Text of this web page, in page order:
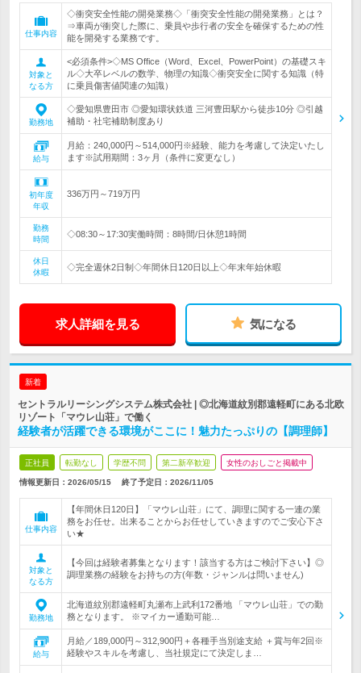
仕事内容
◇衝突安全性能の開発業務◇「衝突安全性能の開発業務」とは？
⇒車両が衝突した際に、乗員や歩行者の安全を確保するための性
能を開発する業務です。
対象と
なる方
<必須条件>◇MS Office（Word、Excel、PowerPoint）の基礎スキ
ル◇大卒レベルの数学、物理の知識◇衝突安全に関する知識（特
に乗員傷害値関連の知識）
勤務地
◇愛知県豊田市 ◎愛知環状鉄道 三河豊田駅から徒歩10分 ◎引越
補助・社宅補助制度あり
給与
月給：240,000円～514,000円※経験、能力を考慮して決定いたし
ます※試用期間：3ヶ月（条件に変更なし）
初年度
年収
336万円～719万円
勤務
時間
◇08:30～17:30実働時間：8時間/日休憩1時間
休日
休暇
◇完全週休2日制◇年間休日120日以上◇年末年始休暇
求人詳細を見る 気になる
新着
セントラルリーシングシステム株式会社 | ◎北海道紋別郡遠軽町にある北欧
リゾート「マウレ山荘」で働く
経験者が活躍できる環境がここに！魅力たっぷりの【調理師】
正社員 転勤なし 学歴不問 第二新卒歓迎 女性のおしごと掲載中
情報更新日：2026/05/15 終了予定日： 2026/11/05
仕事内容
【年間休日120日】「マウレ山荘」にて、調理に関する一連の業
務をお任せ。出来ることからお任せしていきますのでご安心下さ
い★
対象と
なる方
【今回は経験者募集となります！該当する方はご検討下さい】◎
調理業務の経験をお持ちの方(年数・ジャンルは問いません)
勤務地
北海道紋別郡遠軽町丸瀬布上武利172番地 「マウレ山荘」での勤
務となります。 ※マイカー通勤可能…
給与
月給／189,000円～312,900円＋各種手当別途支給 ＋賞与年2回※
経験やスキルを考慮し、当社規定にて決定しま…